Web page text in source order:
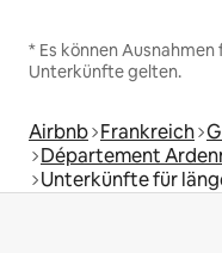
* Es können
Unterkünfte gelten.
Airbnb Frankreich
Département
Unterkünfte für